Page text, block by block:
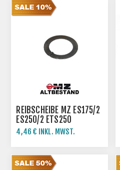
REIBSCHEIBE MZ ES175/2
ES250/2 ETS250
4,46 € INKL. MWST.